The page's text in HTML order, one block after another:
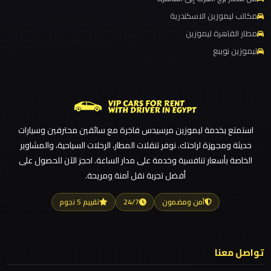
ليموزين مطار القاهرة الدولي
ليموزين مطار القاهرة الخط الساخن
ليموزين مطار القاهرة أسعار
ليموزين مطار العلمين الجديدة
ليموزين مطار العلمين
ليموزين مطار العالمين
ليموزين مطار العاصمة الادارية
ليموزين مطار اكتوبر
ليموزين مرسيدس ايجار بالسائق فى مصر
ليموزين
مدينتي
ليموزين
ليموزين
مكاتب ليموزين الاسكندرية
مطار القاهرة ليموزين
ليموزين نويبع
استمتع بخدمة ليموزين مرسيدس فاخرة مع سائقين محترفين وسيارات
حديثة ومجهزة لراحتك. نوفر تنقلات المطار، الرحلات السياحية، والمشاوير
الخاصة بأسعار تنافسية وخدمة على مدار الساعة. احجز الآن للحصول على
أفضل تجربة نقل آمنة ومريحة.
آمن ومضمون 24/7 تقييم 5 نجوم
تواصل معنا